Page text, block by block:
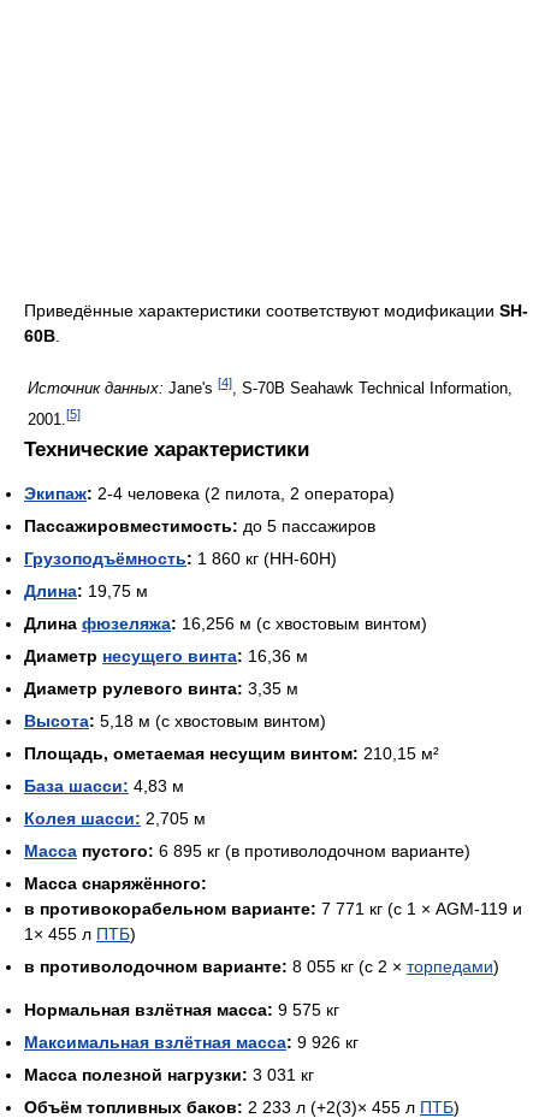
Приведённые характеристики соответствуют модификации SH-
60B
Источник данных: Jane's [4], S-70B Seahawk Technical Information,
2001.[5]
Технические характеристики
Экипаж: 2-4 человека (2 пилота, 2 оператора)
Пассажировместимость: до 5 пассажиров
Грузоподъёмность: 1 860 кг (HH-60H)
Длина: 19,75 м
Длина фюзеляжа: 16,256 м (с хвостовым винтом)
Диаметр несущего винта: 16,36 м
Диаметр рулевого винта: 3,35 м
Высота: 5,18 м (с хвостовым винтом)
Площадь, ометаемая несущим винтом: 210,15 м²
База шасси: 4,83 м
Колея шасси: 2,705 м
Масса пустого: 6 895 кг (в противолодочном варианте)
Масса снаряжённого:
в противокорабельном варианте: 7 771 кг (с 1 × AGM-119 и
1× 455 л ПТБ)
в противолодочном варианте: 8 055 кг (с 2 × торпедами)
Нормальная взлётная масса: 9 575 кг
Максимальная взлётная масса: 9 926 кг
Масса полезной нагрузки: 3 031 кг
Объём топливных баков: 2 233 л (+2(3)× 455 л ПТБ)